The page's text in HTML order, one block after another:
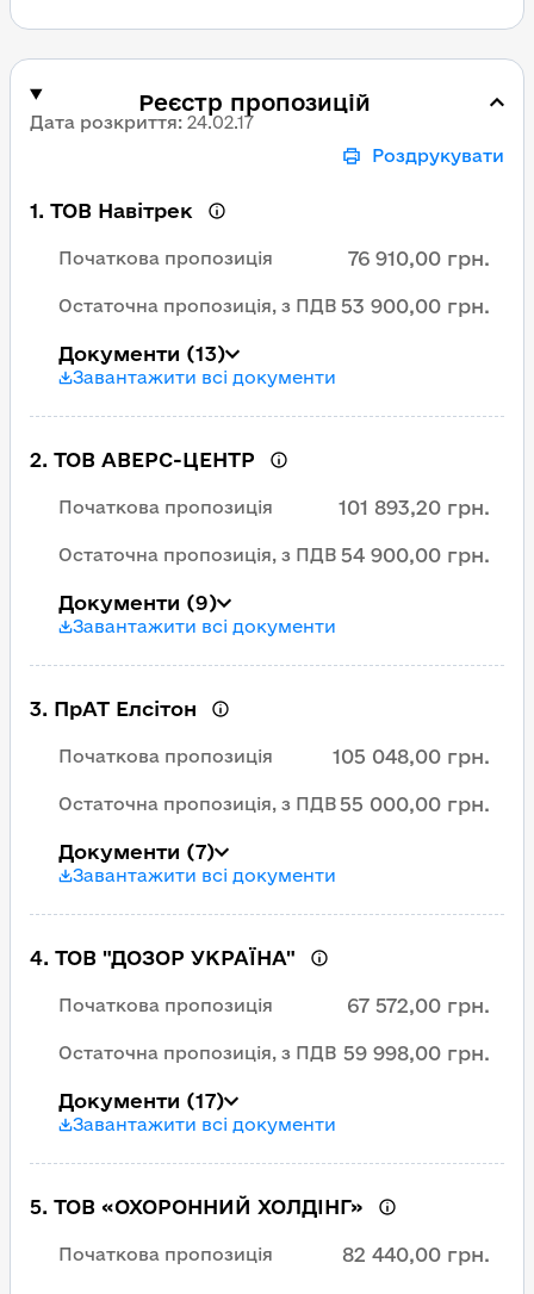
Реєстр пропозицій
Дата розкриття: 24.02.17
Роздрукувати
1. ТОВ Навітрек
Початкова пропозиція 76 910,00 грн.
Остаточна пропозиція, з ПДВ 53 900,00 грн.
Документи (13)
Завантажити всі документи
2. ТОВ АВЕРС-ЦЕНТР
Початкова пропозиція 101 893,20 грн.
Остаточна пропозиція, з ПДВ 54 900,00 грн.
Документи (9)
Завантажити всі документи
3. ПрАТ Елсітон
Початкова пропозиція 105 048,00 грн.
Остаточна пропозиція, з ПДВ55 000,00 грн.
Документи (7)
Завантажити всі документи
4. ТОВ "ДОЗОР УКРАЇНА"
Початкова пропозиція 67 572,00 грн.
Остаточна пропозиція, з ПДВ 59 998,00 грн.
Документи (17)
Завантажити всі документи
5. ТОВ «ОХОРОННИЙ ХОЛДІНГ»
Початкова пропозиція 82 440,00 грн.